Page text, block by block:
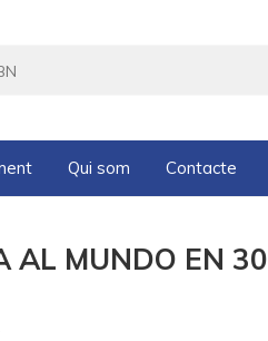
Qui som Contacte
AL MUNDO EN 30